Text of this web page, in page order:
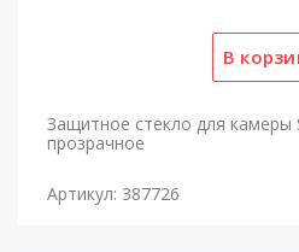
Защитное стекло для камеры
прозрачное
Артикул: 387726